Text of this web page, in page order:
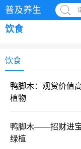
普及养生
饮食
饮食
鸭脚木：观赏价值
植物
鸭脚木——招财进
绿植